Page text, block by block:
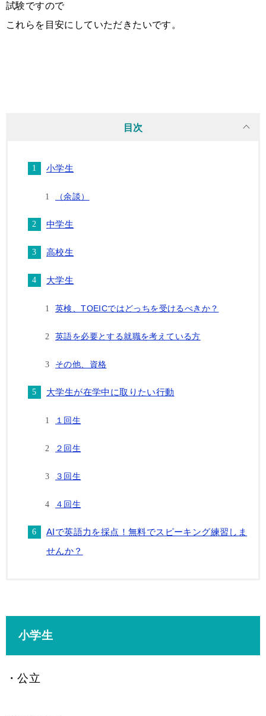
試験ですので
これらを目安にしていただきたいです。
目次
小学生
（余談）
中学生
高校生
大学生
英検、TOEICではどっちを受けるべきか？
英語を必要とする就職を考えている方
その他、資格
大学生が在学中に取りたい行動
１回生
２回生
３回生
４回生
AIで英語力を採点！無料でスピーキング練習しま
せんか？
小学生
・公立